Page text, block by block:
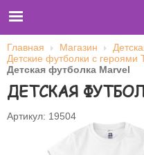
Главная
Футболки
Толстовки (кенгурушки)
Свитшоты
Главная Магазин
Детские футболки с
Детская футболка Marvel
ДЕТСКАЯ
Артикул: 19504